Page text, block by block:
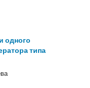
одного
типа